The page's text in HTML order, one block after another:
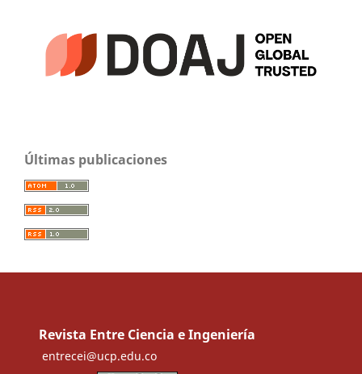
Últimas publicaciones
Revista Entre Ciencia e Ingeniería
entrecei@ucp.edu.co